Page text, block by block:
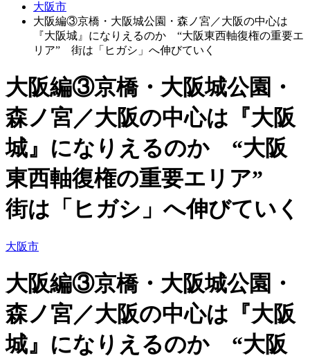
大阪市
大阪編③京橋・大阪城公園・森ノ宮／大阪の中心は
『大阪城』になりえるのか “大阪東西軸復権の重要エ
リア” 街は「ヒガシ」へ伸びていく
大阪編③京橋・大阪城公園・
森ノ宮／大阪の中心は『大阪
城』になりえるのか “大阪
東西軸復権の重要エリア”
街は「ヒガシ」へ伸びていく
大阪市
大阪編③京橋・大阪城公園・
森ノ宮／大阪の中心は『大阪
城』になりえるのか “大阪